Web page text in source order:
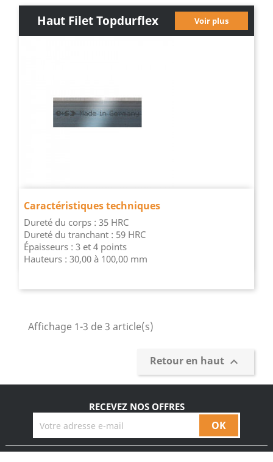
Haut Filet Topdurflex
Voir plus
Caractéristiques techniques
Dureté du corps : 35 HRC
Dureté du tranchant : 59 HRC
Épaisseurs : 3 et 4 points
Hauteurs : 30,00 à 100,00 mm
Affichage 1-3 de 3 article(s)
Retour en haut 
RECEVEZ NOS OFFRES